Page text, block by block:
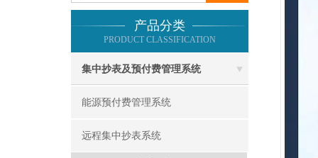
产品分类
PRODUCT CLASSIFICATION
集中抄表及预付费管理系统
能源预付费管理系统
远程集中抄表系统